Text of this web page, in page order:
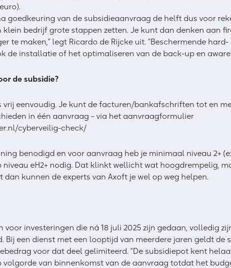
goedkeuring van de subsidieaanvraag de helft dus voor
klein bedrijf grote stappen zetten. Je kunt dan denken aan
te maken,” legt Ricardo de Rijcke uit. “Beschermende
de installatie of het optimaliseren van de back-up en
de subsidie?
vrij eenvoudig. Je kunt de facturen/bankafschriften tot en
in één aanvraag – via het aanvraagformulier
cyberveilig-check/
benodigd en voor aanvraag heb je minimaal niveau 2+
eH2+ nodig. Dat klinkt wellicht wat hoogdrempelig,
kunnen de experts van Axoft je wel op weg helpen.
investeringen die ná 18 juli 2025 zijn gedaan, volledig
Bij een dienst met een looptijd van meerdere jaren geldt de
voor dat deel gelimiteerd. “De subsidiepot kent
van binnenkomst van de aanvraag totdat het